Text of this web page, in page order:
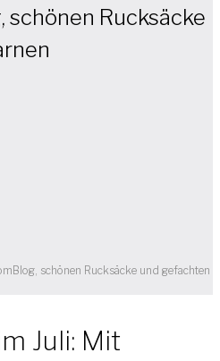
schönen Rucksäcke
schönen Rucksäcke und gefachten
Juli: Mit